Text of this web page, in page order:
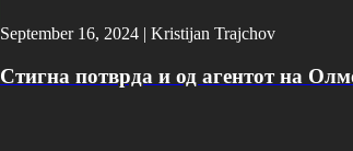
September 16, 2024 | Kristijan Trajchov
Стигна потврда и од агентот на